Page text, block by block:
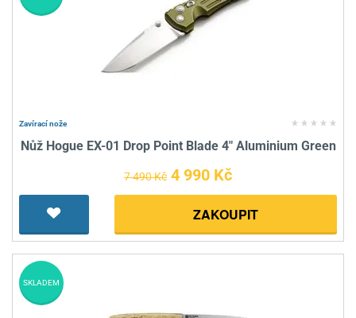
Zavírací nože
Nůž Hogue EX-01 Drop Point Blade 4" Aluminium Green
7 490 Kč 4 990 Kč
ZAKOUPIT
SKLADEM